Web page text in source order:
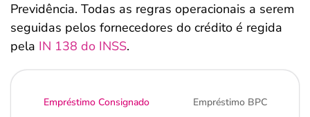
Previdência. Todas as regras operacionais a serem
seguidas pelos fornecedores do crédito é regida
pela IN 138 do INSS.
Empréstimo Consignado Empréstimo BPC